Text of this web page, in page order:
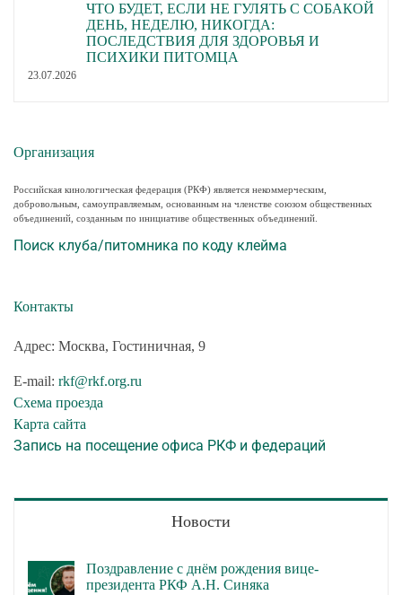
ЧТО БУДЕТ, ЕСЛИ НЕ ГУЛЯТЬ С СОБАКОЙ
ДЕНЬ, НЕДЕЛЮ, НИКОГДА:
ПОСЛЕДСТВИЯ ДЛЯ ЗДОРОВЬЯ И
ПСИХИКИ ПИТОМЦА
23.07.2026
Организация
Российская кинологическая федерация (РКФ) является некоммерческим,
добровольным, самоуправляемым, основанным на членстве союзом общественных
объединений, созданным по инициативе общественных объединений.
Поиск клуба/питомника по коду клейма
Контакты
Адрес: Москва, Гостиничная, 9
E-mail: rkf@rkf.org.ru
Схема проезда
Карта сайта
Запись на посещение офиса РКФ и федераций
Новости
Поздравление с днём рождения вице-
президента РКФ А.Н. Синяка